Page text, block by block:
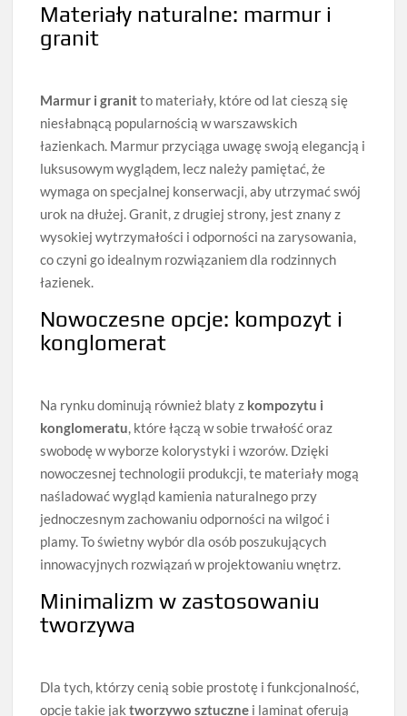
Materiały naturalne: marmur i
granit
Marmur i granitto materiały, które od lat cieszą się
niesłabnącą popularnością w warszawskich
łazienkach. Marmur przyciąga uwagę swoją elegancją i
luksusowym wyglądem, lecz należy pamiętać, że
wymaga on specjalnej konserwacji, aby utrzymać swój
urok na dłużej. Granit, z drugiej strony, jest znany z
wysokiej wytrzymałości i odporności na zarysowania,
co czyni go idealnym rozwiązaniem dla rodzinnych
łazienek.
Nowoczesne opcje: kompozyt i
konglomerat
Na rynku dominują również blaty z kompozytu i
konglomeratu, które łączą w sobie trwałość oraz
swobodę w wyborze kolorystyki i wzorów. Dzięki
nowoczesnej technologii produkcji, te materiały mogą
naśladować wygląd kamienia naturalnego przy
jednoczesnym zachowaniu odporności na wilgoć i
plamy. To świetny wybór dla osób poszukujących
innowacyjnych rozwiązań w projektowaniu wnętrz.
Minimalizm w zastosowaniu
tworzywa
Dla tych, którzy cenią sobie prostotę i funkcjonalność,
opcje takie jaktworzywo sztuczne i laminat oferują